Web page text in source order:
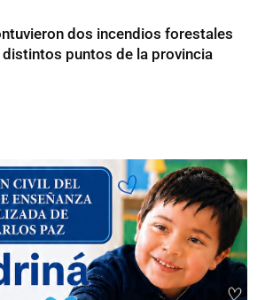
dos incendios forestales
distintos puntos de la provincia